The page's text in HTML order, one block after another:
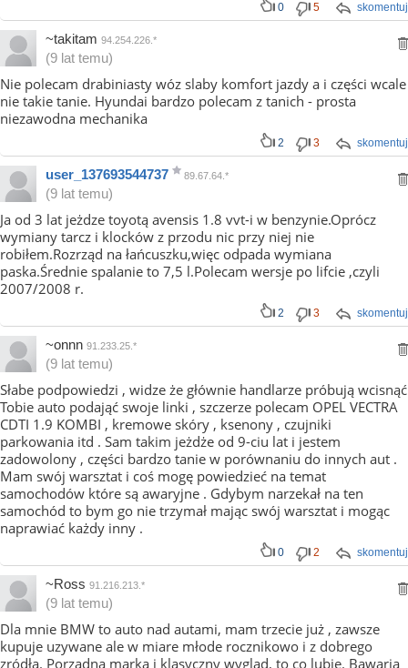
skomentuj
0 5
~takitam 94.254.226.*
(9 lat temu)
Nie polecam drabiniasty wóz slaby komfort jazdy a i części wcale
nie takie tanie. Hyundai bardzo polecam z tanich - prosta
niezawodna mechanika
skomentuj
2 3
user_137693544737 89.67.64.*
(9 lat temu)
Ja od 3 lat jeżdze toyotą avensis 1.8 vvt-i w benzynie.Oprócz
wymiany tarcz i klocków z przodu nic przy niej nie
robiłem.Rozrząd na łańcuszku,więc odpada wymiana
paska.Średnie spalanie to 7,5 l.Polecam wersje po lifcie ,czyli
2007/2008 r.
skomentuj
2 3
~onnn 91.233.25.*
(9 lat temu)
Słabe podpowiedzi , widze że głównie handlarze próbują wcisnąć
Tobie auto podająć swoje linki , szczerze polecam OPEL VECTRA
CDTI 1.9 KOMBI , kremowe skóry , ksenony , czujniki
parkowania itd . Sam takim jeżdże od 9-ciu lat i jestem
zadowolony , części bardzo tanie w porównaniu do innych aut .
Mam swój warsztat i coś mogę powiedzieć na temat
samochodów które są awaryjne . Gdybym narzekał na ten
samochód to bym go nie trzymał mając swój warsztat i mogąc
naprawiać każdy inny .
skomentuj
0 2
~Ross 91.216.213.*
(9 lat temu)
Dla mnie BMW to auto nad autami, mam trzecie już , zawsze
kupuje uzywane ale w miare młode rocznikowo i z dobrego
zródła. Porządna marka i klasyczny wygląd, to co lubie. Bawaria